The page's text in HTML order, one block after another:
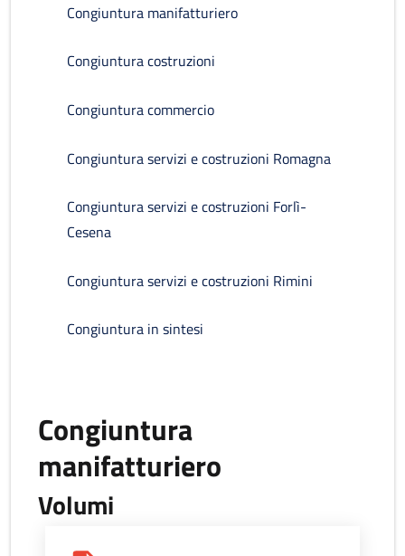
Congiuntura manifatturiero
Congiuntura costruzioni
Congiuntura commercio
Congiuntura servizi e costruzioni Romagna
Congiuntura servizi e costruzioni Forlì-
Cesena
Congiuntura servizi e costruzioni Rimini
Congiuntura in sintesi
Congiuntura
manifatturiero
Volumi